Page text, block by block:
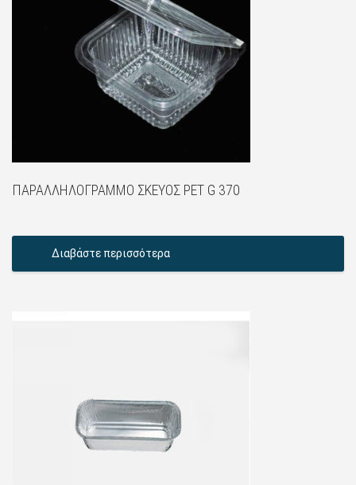
ΠΑΡΑΛΛΗΛΌΓΡΑΜΜΟ ΣΚΕΎΟΣ PET G 370
Διαβάστε περισσότερα